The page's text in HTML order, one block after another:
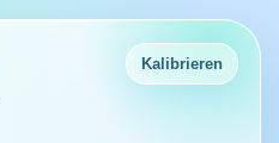
Kalibrieren